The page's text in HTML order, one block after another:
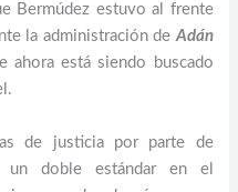
Bermúdez estuvo al frente
la administración deAdán
ahora está siendo buscado
de justicia por parte de
doble estándar en el